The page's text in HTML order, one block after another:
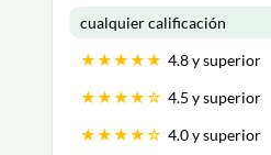
cualquier calificación
★★★★★ 4.8 y superior
★★★★☆ 4.5 y superior
★★★★☆ 4.0 y superior